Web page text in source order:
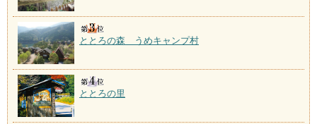
ととろの森 うめキャンプ村
ととろの里